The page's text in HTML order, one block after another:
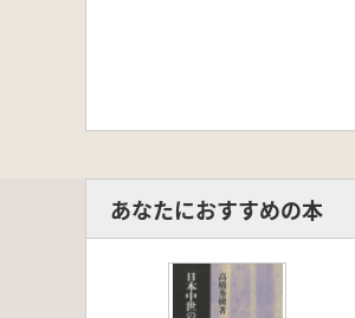
あなたにおすすめの本